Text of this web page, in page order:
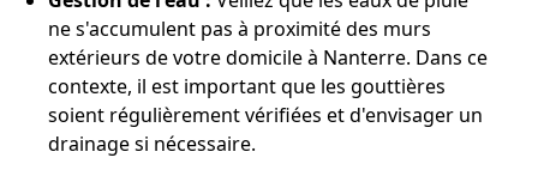
ne s'accumulent pas à proximité des murs
extérieurs de votre domicile à Nanterre. Dans ce
contexte, il est important que les gouttières
soient régulièrement vérifiées et d'envisager un
drainage si nécessaire.